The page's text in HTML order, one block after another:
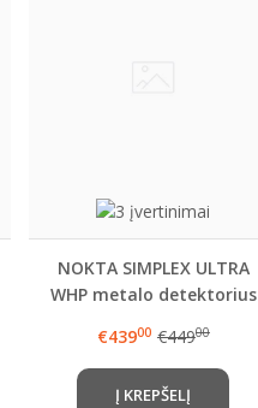
NOKTA SIMPLEX ULTRA
WHP metalo detektorius
€43900 €44900
Į KREPŠELĮ